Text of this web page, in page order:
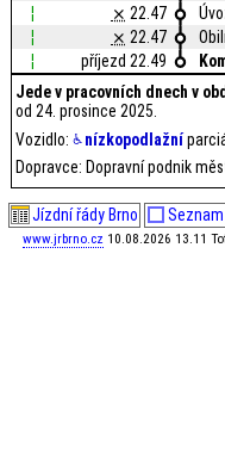
¦
⨯ 22.47
¦
⨯ 22.47
¦
příjezd 22.49
Jede v pracovních dnech v
od 24. prosince 2025.
Vozidlo: nízkopodlažní
Dopravce: Dopravní podnik
Jízdní řády Brno
www.jrbrno.cz 10.08.2026 13.11